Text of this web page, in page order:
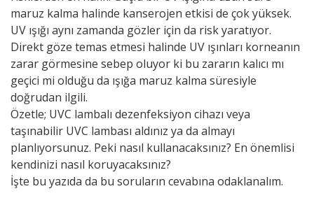
maruz kalma halinde kanserojen etkisi de çok yüksek.
UV ışığı aynı zamanda gözler için da risk yaratıyor.
Direkt göze temas etmesi halinde UV ışınları korneanın
zarar görmesine sebep oluyor ki bu zararın kalıcı mı
geçici mi olduğu da ışığa maruz kalma süresiyle
doğrudan ilgili.
Özetle; UVC lambalı dezenfeksiyon cihazı veya
taşınabilir UVC lambası aldınız ya da almayı
planlıyorsunuz. Peki nasıl kullanacaksınız? En önemlisi
kendinizi nasıl koruyacaksınız?
İşte bu yazıda da bu soruların cevabına odaklanalım.